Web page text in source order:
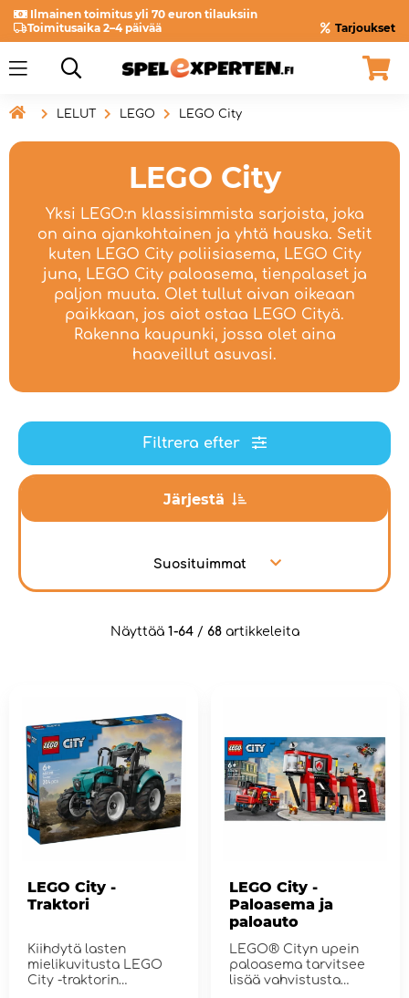
Ilmainen toimitus yli 70 euron tilauksiin
Toimitusaika 2–4 päivää
Tarjoukset
 LELUT LEGO LEGO City
LEGO City
Yksi LEGO:n klassisimmista sarjoista, joka
on aina ajankohtainen ja yhtä hauska. Setit
kuten LEGO City poliisiasema, LEGO City
juna, LEGO City paloasema, tienpalaset ja
paljon muuta. Olet tullut aivan oikeaan
paikkaan, jos aiot ostaa LEGO Cityä.
Rakenna kaupunki, jossa olet aina
haaveillut asuvasi.
Filtrera efter
Järjestä
Suosituimmat
Näyttää 1-64/ 68artikkeleita
LEGO City -
Traktori
Kiihdytä lasten
mielikuvitusta LEGO
City -traktorin
LEGO City -
Paloasema ja
paloauto
LEGO® Cityn upein
paloasema tarvitsee
lisää vahvistusta